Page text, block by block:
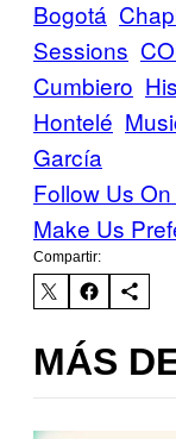
Bogotá
Sessions
Cumbiero
Hontelé
García
Follow Us
Make Us
Compartir:
MÁS